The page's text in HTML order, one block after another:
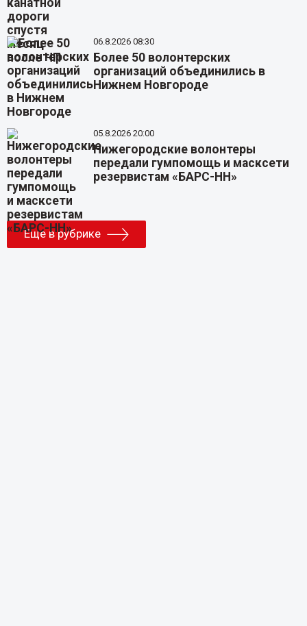
06.8.2026 08:30
Более 50 волонтерских
организаций объединились в
Нижнем Новгороде
05.8.2026 20:00
Нижегородские волонтеры
передали гумпомощь и масксети
резервистам «БАРС-НН»
Еще в рубрике